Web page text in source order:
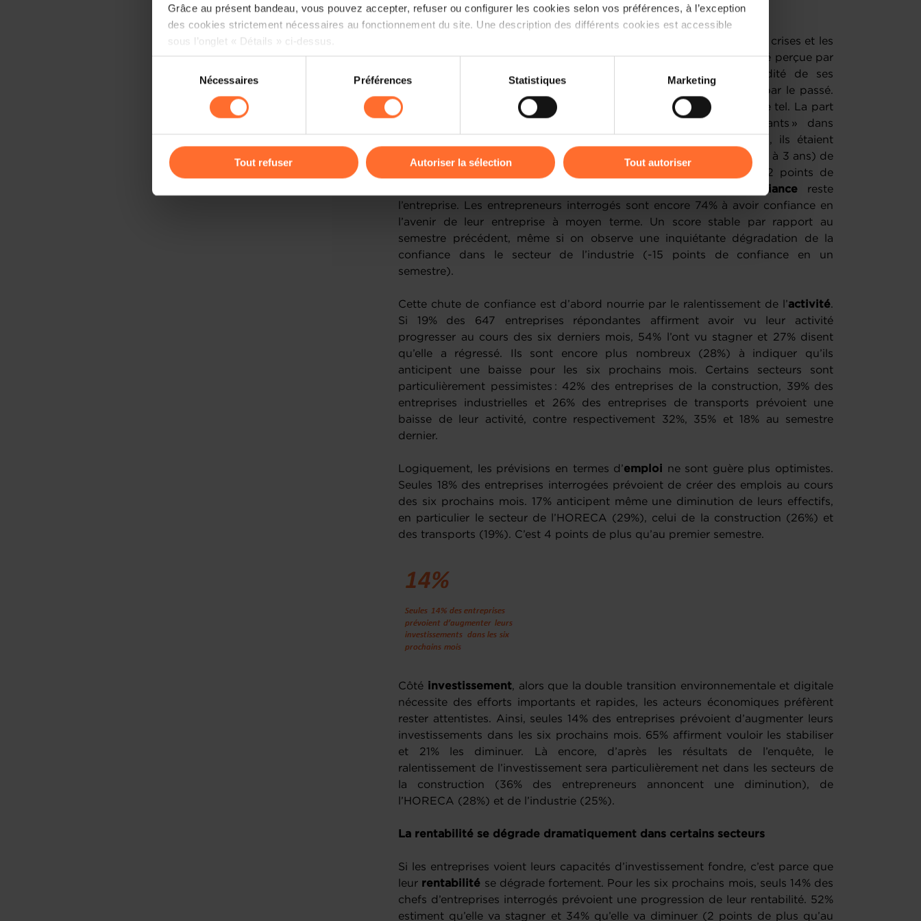
Grâce au présent bandeau, vous pouvez accepter, refuser ou configurer les cookies selon vos préférences, à l’exception
des cookies strictement nécessaires au fonctionnement du site. Une description des différents cookies est accessible
sous l’onglet « Détails » ci-dessus.
Il est précisé que la navigation sur le site et certaines fonctionnalités (ex : lecture de vidéos, partage sur les réseaux
sociaux, sauvegarde des préférences de lecture vidéo, personnalisation de l’affichage du site) peuvent être affectées en
cas de refus de tous les cookies ou des cookies non nécessaires.
gauche de chaque page.
Charte d’usage des cookieset notrePolitique de protection des données
consentement
Nécessaires Préférences Statistiques Marketing
Tout refuser Autoriser la sélection Tout autoriser
Dans un climat mondial fortement dégradé par la multiplication des crises et les
tensions géopolitiques, l’économie luxembourgeoise a longtemps été perçue par
les entrepreneurs comme un cocon protecteur, de par la solidité de ses
fondations et la capacité de résilience dont elle a su faire preuve par le passé.
Force est de constater qu’elle est de moins en moins perçue comme tel. La part
de chefs d’entreprises se disant « confiants » ou « très confiants » dans
l’économie luxembourgeoise, chute depuis début 2022. Fin 2021, ils étaient
encore 87% à affirmer être optimistes pour l’avenir à moyen terme (2 à 3 ans) de
l’économie nationale. Ils ne sont plus que 64% aujourd’hui, soit 2 points de
confiance reste
l’entreprise. Les entrepreneurs interrogés sont encore 74% à avoir confiance en
l’avenir de leur entreprise à moyen terme. Un score stable par rapport au
semestre précédent, même si on observe une inquiétante dégradation de la
confiance dans le secteur de l’industrie (-15 points de confiance en un
semestre).
Cette chute de confiance est d’abord nourrie par le ralentissement de l’activité.
Si 19% des 647 entreprises répondantes affirment avoir vu leur activité
progresser au cours des six derniers mois, 54% l’ont vu stagner et 27% disent
qu’elle a régressé. Ils sont encore plus nombreux (28%) à indiquer qu’ils
anticipent une baisse pour les six prochains mois. Certains secteurs sont
particulièrement pessimistes : 42% des entreprises de la construction, 39% des
entreprises industrielles et 26% des entreprises de transports prévoient une
baisse de leur activité, contre respectivement 32%, 35% et 18% au semestre
dernier.
Logiquement, les prévisions en termes d’emploi ne sont guère plus optimistes.
Seules 18% des entreprises interrogées prévoient de créer des emplois au cours
des six prochains mois. 17% anticipent même une diminution de leurs effectifs,
en particulier le secteur de l’HORECA (29%), celui de la construction (26%) et
des transports (19%). C’est 4 points de plus qu’au premier semestre.
Côté investissement, alors que la double transition environnementale et digitale
nécessite des efforts importants et rapides, les acteurs économiques préfèrent
rester attentistes. Ainsi, seules 14% des entreprises prévoient d’augmenter leurs
investissements dans les six prochains mois. 65% affirment vouloir les stabiliser
et 21% les diminuer. Là encore, d’après les résultats de l’enquête, le
ralentissement de l’investissement sera particulièrement net dans les secteurs de
la construction (36% des entrepreneurs annoncent une diminution), de
l’HORECA (28%) et de l’industrie (25%).
La rentabilité se dégrade dramatiquement dans certains secteurs
Si les entreprises voient leurs capacités d’investissement fondre, c’est parce que
leur rentabilité se dégrade fortement. Pour les six prochains mois, seuls 14% des
chefs d’entreprises interrogés prévoient une progression de leur rentabilité. 52%
estiment qu’elle va stagner et 34% qu’elle va diminuer (2 points de plus qu’au